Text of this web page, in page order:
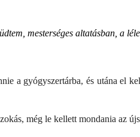
mesterséges altatásban, a
a gyógyszertárba, és utána el
még le kellett mondania az